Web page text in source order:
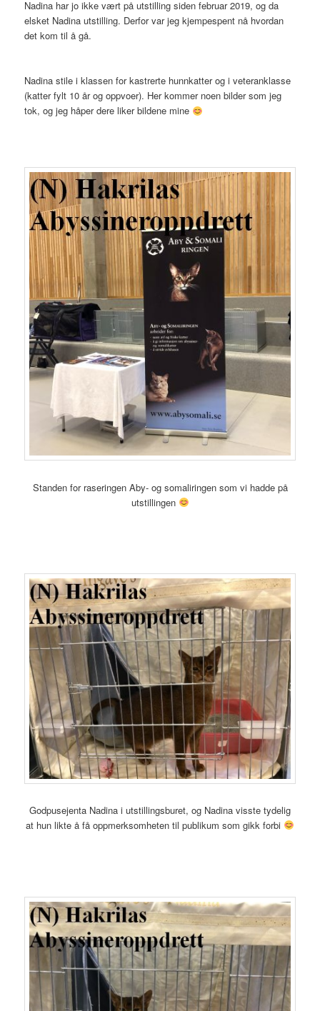
Nadina har jo ikke vært på utstilling siden februar 2019, og da
elsket Nadina utstilling. Derfor var jeg kjempespent nå hvordan
det kom til å gå.
Nadina stile i klassen for kastrerte hunnkatter og i veteranklasse
(katter fylt 10 år og oppvoer). Her kommer noen bilder som jeg
tok, og jeg håper dere liker bildene mine
Standen for raseringen Aby- og somaliringen som vi hadde på
utstillingen
Godpusejenta Nadina i utstillingsburet, og Nadina visste tydelig
at hun likte å få oppmerksomheten til publikum som gikk forbi